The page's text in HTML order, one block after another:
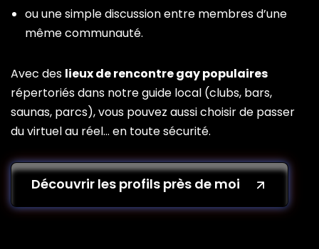
ou une simple discussion entre membres d’une
même communauté.
Avec des lieux de rencontre gay populaires
répertoriés dans notre guide local (clubs, bars,
saunas, parcs), vous pouvez aussi choisir de passer
du virtuel au réel… en toute sécurité.
Découvrir les profils près de moi